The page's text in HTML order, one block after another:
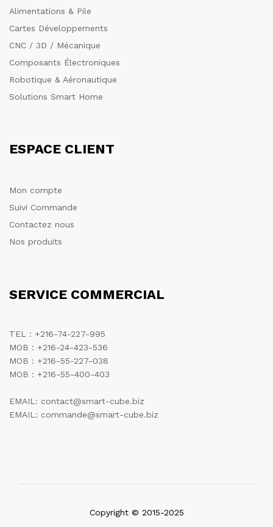
Alimentations & Pile
Cartes Développements
CNC / 3D / Mécanique
Composants Électroniques
Robotique & Aéronautique
Solutions Smart Home
ESPACE CLIENT
Mon compte
Suivi Commande
Contactez nous
Nos produits
SERVICE COMMERCIAL
TEL : +216-74-227-995
MOB : +216-24-423-536
MOB : +216-55-227-038
MOB : +216-55-400-403
EMAIL: contact@smart-cube.biz
EMAIL: commande@smart-cube.biz
Copyright © 2015-2025